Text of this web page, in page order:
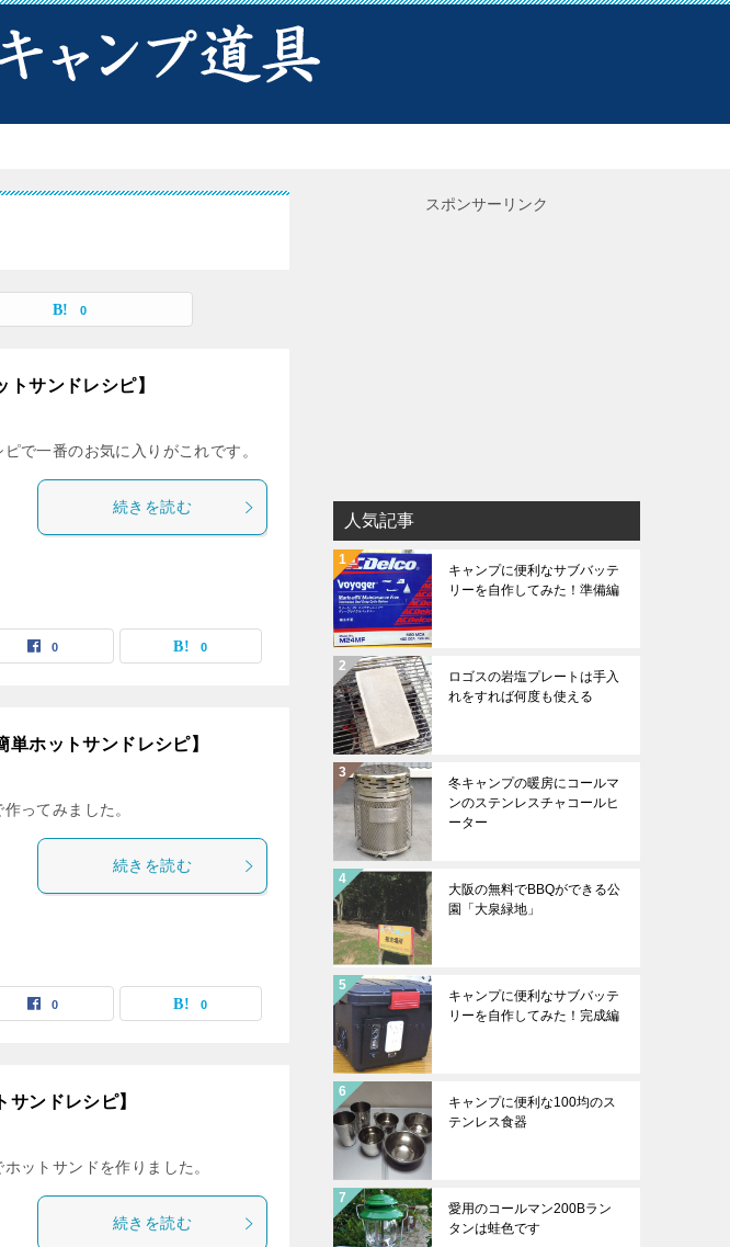
0
サンドレシピ】
で一番のお気に入りがこれです。
続きを読む
0 0
ホットサンドレシピ】
ってみました。
続きを読む
0 0
ンドレシピ】
ットサンドを作りました。
続きを読む
スポンサーリンク
人気記事
キャンプに便利なサブバッテ
リーを自作してみた！準備編
ロゴスの岩塩プレートは手入
れをすれば何度も使える
冬キャンプの暖房にコールマ
ンのステンレスチャコールヒ
ーター
大阪の無料でBBQができる公
園「大泉緑地」
キャンプに便利なサブバッテ
リーを自作してみた！完成編
キャンプに便利な100均のス
テンレス食器
愛用のコールマン200Bラン
タンは蛙色です